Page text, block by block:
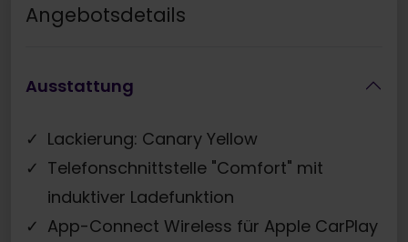
Angebotsdetails
Ausstattung
Lackierung: Canary Yellow
Telefonschnittstelle "Comfort" mit
induktiver Ladefunktion
App-Connect Wireless für Apple CarPlay